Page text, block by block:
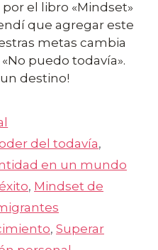
el libro «Mindset»
que agregar este
metas cambia
puedo todavía».
un destino!
del todavía,
en un mundo
, Mindset de
, Superar